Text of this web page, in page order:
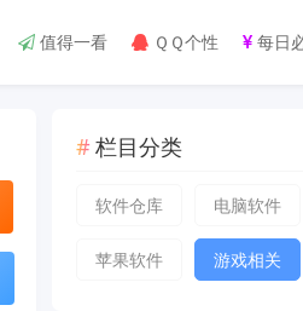
值得一看 ＱＱ个性 每日
栏目分类
软件仓库 电脑软件
苹果软件 游戏相关